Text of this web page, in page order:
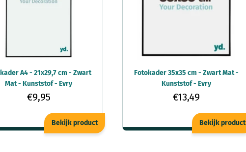
A4 - 21x29,7 cm - Zwart
Mat - Kunststof - Evry
€9,95
Bekijk product
Fotokader 35x35 cm - Zwart Mat -
Kunststof - Evry
€13,49
Bekijk product